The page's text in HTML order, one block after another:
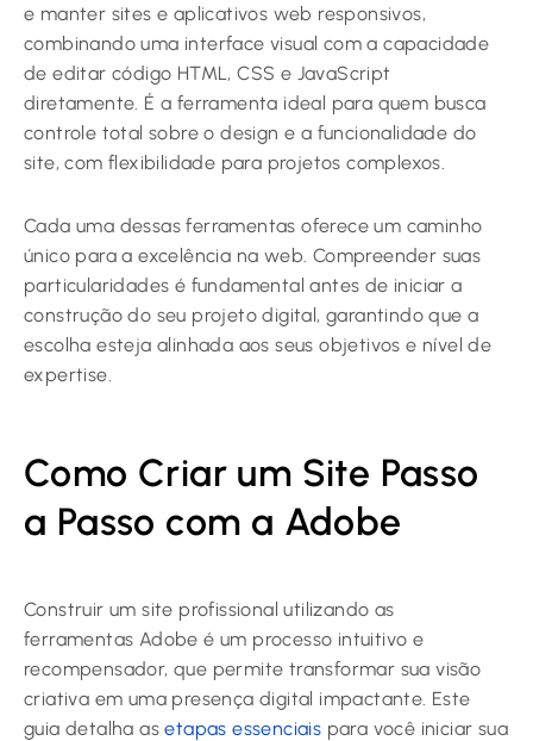
e manter sites e aplicativos web responsivos,
combinando uma interface visual com a capacidade
de editar código HTML, CSS e JavaScript
diretamente. É a ferramenta ideal para quem busca
controle total sobre o design e a funcionalidade do
site, com flexibilidade para projetos complexos.
Cada uma dessas ferramentas oferece um caminho
único para a excelência na web. Compreender suas
particularidades é fundamental antes de iniciar a
construção do seu projeto digital, garantindo que a
escolha esteja alinhada aos seus objetivos e nível de
expertise.
Como Criar um Site Passo
a Passo com a Adobe
Construir um site profissional utilizando as
ferramentas Adobe é um processo intuitivo e
recompensador, que permite transformar sua visão
criativa em uma presença digital impactante. Este
guia detalha asetapas essenciais para você iniciar sua